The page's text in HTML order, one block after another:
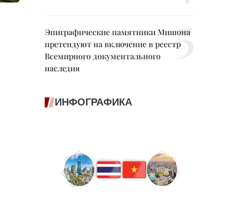
Эпиграфические памятники Мишона
претендуют на включение в реестр
Всемирного документального
наследия
ИНФОГРАФИКА